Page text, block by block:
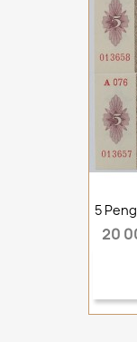
5
20